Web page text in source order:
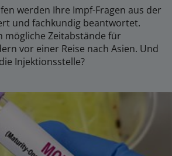
werden Ihre Impf-Fragen aus der
und fachkundig beantwortet.
mögliche Zeitabstände für
vor einer Reise nach Asien. Und
Injektionsstelle?